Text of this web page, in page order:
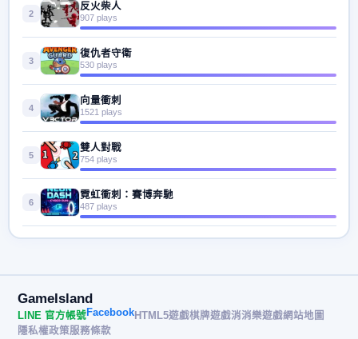
2
反火柴人
907 plays
3
復仇者守衛
530 plays
4
向量衝刺
1521 plays
5
雙人對戰
754 plays
6
霓虹衝刺：賽博奔馳
487 plays
GameIsland
LINE 官方帳號FacebookHTML5遊戲棋牌遊戲消消樂遊戲網站地圖
隱私權政策服務條款